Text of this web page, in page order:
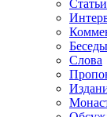
Статьи
Беседы
Слова